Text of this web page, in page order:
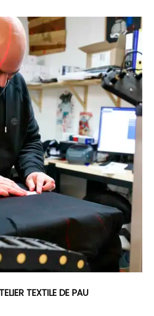
TEXTILE DE PAU